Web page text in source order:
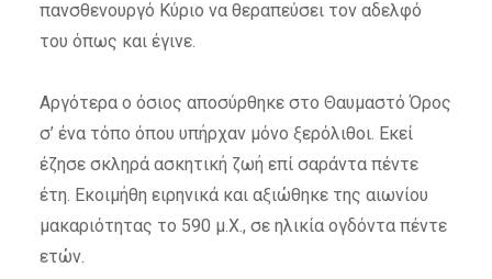
πανσθενουργό Κύριο να θεραπεύσει τον αδελφό
του όπως και έγινε.
Αργότερα ο όσιος αποσύρθηκε στο Θαυμαστό Όρος
σ’ ένα τόπο όπου υπήρχαν μόνο ξερόλιθοι. Εκεί
έζησε σκληρά ασκητική ζωή επί σαράντα πέντε
έτη. Εκοιμήθη ειρηνικά και αξιώθηκε της αιωνίου
μακαριότητας το 590 μ.Χ., σε ηλικία ογδόντα πέντε
ετών.